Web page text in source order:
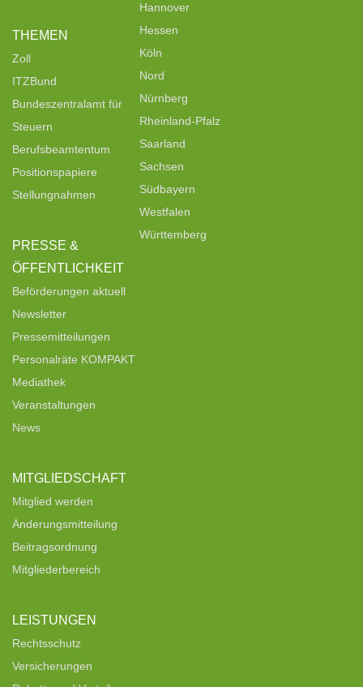
THEMEN
Zoll
ITZBund
Bundeszentralamt für
Steuern
Berufsbeamtentum
Positionspapiere
Stellungnahmen
PRESSE &
ÖFFENTLICHKEIT
Beförderungen aktuell
Newsletter
Pressemitteilungen
Personalräte KOMPAKT
Mediathek
Veranstaltungen
News
MITGLIEDSCHAFT
Mitglied werden
Änderungsmitteilung
Beitragsordnung
Mitgliederbereich
LEISTUNGEN
Rechtsschutz
Versicherungen
Hannover
Hessen
Köln
Nord
Nürnberg
Rheinland-Pfalz
Saarland
Sachsen
Südbayern
Westfalen
Württemberg